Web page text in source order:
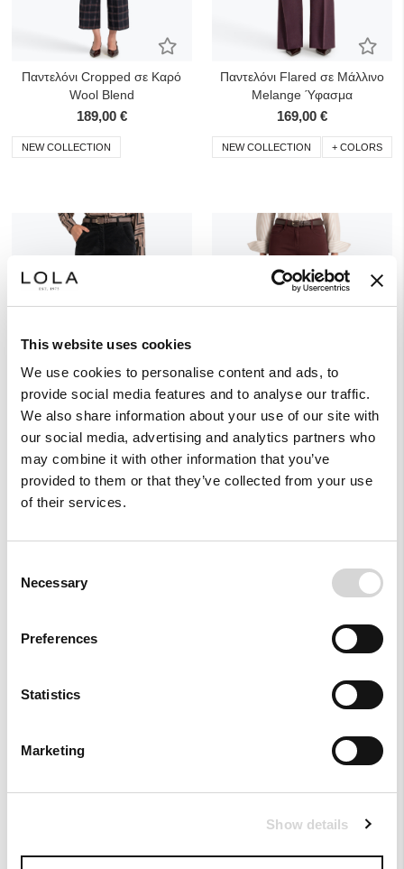
This website uses cookies
We use cookies to personalise content and ads, to
provide social media features and to analyse our traffic.
We also share information about your use of our site with
our social media, advertising and analytics partners who
may combine it with other information that you’ve
provided to them or that they’ve collected from your use
of their services.
Selection
Necessary
Preferences
Statistics
Marketing
Show details
Προσθήκη στα Αγαπημένα
Παντελόνι Cropped σε Καρό
Wool Blend
189,00 €
NEW COLLECTION
Παντελόνι Flared σε Μάλλινο
Melange Ύφασμα
169,00 €
NEW COLLECTION + COLORS
Προσθήκη στα Αγαπημένα
Παντελόνι Cropped σε Κοτλέ
NEW COLLECTION
Παντελόνι Flared σε
129,00 €
NEW COLLECTION + COLORS
149,00 €
NEW COLLECTION + COLORS